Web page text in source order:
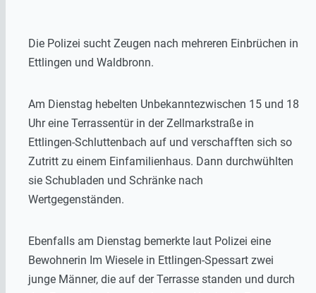
Die Polizei sucht Zeugen nach mehreren Einbrüchen in
Ettlingen und Waldbronn.
Am Dienstag hebelten Unbekanntezwischen 15 und 18
Uhr eine Terrassentür in der Zellmarkstraße in
Ettlingen-Schluttenbach auf und verschafften sich so
Zutritt zu einem Einfamilienhaus. Dann durchwühlten
sie Schubladen und Schränke nach
Wertgegenständen.
Ebenfalls am Dienstag bemerkte laut Polizei eine
Bewohnerin Im Wiesele in Ettlingen-Spessart zwei
junge Männer, die auf der Terrasse standen und durch